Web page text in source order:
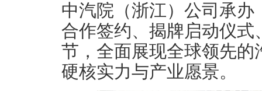
中汽院（浙江）公司承
合作签约、揭牌启动仪
节，全面展现全球领先
硬核实力与产业愿景。